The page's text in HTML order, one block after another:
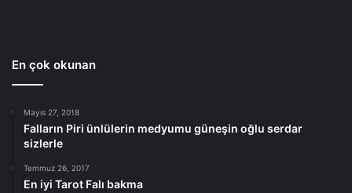
En çok okunan
Mayıs 27, 2018
Falların Piri ünlülerin medyumu güneşin oğlu serdar
sizlerle
Temmuz 26, 2017
En iyi Tarot Falı bakma